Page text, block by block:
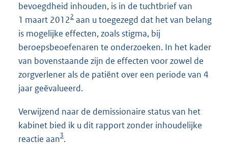
bevoegdheid inhouden, is in de tuchtbrief van
1 maart 20122 aan u toegezegd dat het van belang
is mogelijke effecten, zoals stigma, bij
beroepsbeoefenaren te onderzoeken. In het kader
van bovenstaande zijn de effecten voor zowel de
zorgverlener als de patiënt over een periode van 4
jaar geëvalueerd.
Verwijzend naar de demissionaire status van het
kabinet bied ik u dit rapport zonder inhoudelijke
reactie aan3.